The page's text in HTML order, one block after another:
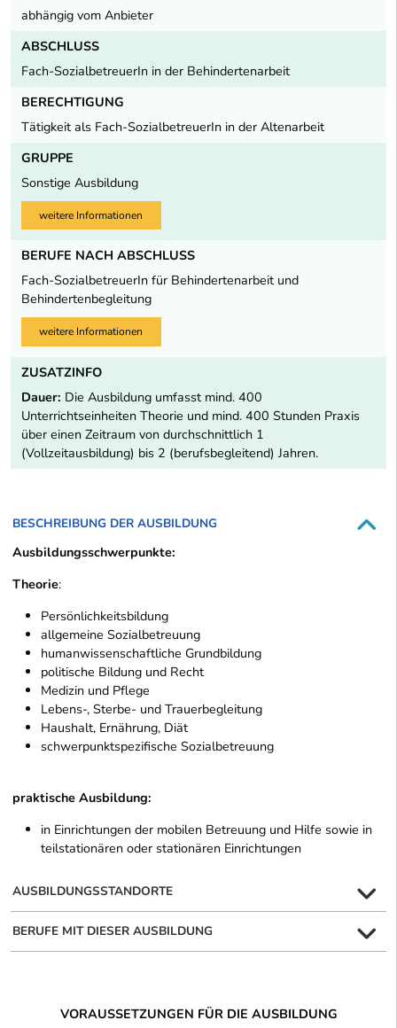
abhängig vom Anbieter
ABSCHLUSS
Fach-SozialbetreuerIn in der Behindertenarbeit
BERECHTIGUNG
Tätigkeit als Fach-SozialbetreuerIn in der Altenarbeit
GRUPPE
Sonstige Ausbildung
weitere Informationen
BERUFE NACH ABSCHLUSS
Fach-SozialbetreuerIn für Behindertenarbeit und
Behindertenbegleitung
weitere Informationen
ZUSATZINFO
Dauer: Die Ausbildung umfasst mind. 400
Unterrichtseinheiten Theorie und mind. 400 Stunden Praxis
über einen Zeitraum von durchschnittlich 1
(Vollzeitausbildung) bis 2 (berufsbegleitend) Jahren.
BESCHREIBUNG DER AUSBILDUNG
Ausbildungsschwerpunkte:
Theorie:
Persönlichkeitsbildung
allgemeine Sozialbetreuung
humanwissenschaftliche Grundbildung
politische Bildung und Recht
Medizin und Pflege
Lebens-, Sterbe- und Trauerbegleitung
Haushalt, Ernährung, Diät
schwerpunktspezifische Sozialbetreuung
praktische Ausbildung:
in Einrichtungen der mobilen Betreuung und Hilfe sowie in
teilstationären oder stationären Einrichtungen
AUSBILDUNGSSTANDORTE
BERUFE MIT DIESER AUSBILDUNG
VORAUSSETZUNGEN FÜR DIE AUSBILDUNG